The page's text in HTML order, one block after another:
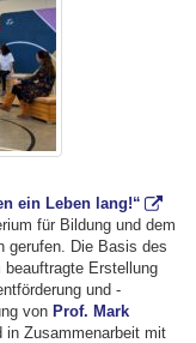
ein Leben lang!“
für Bildung und dem
gerufen. Die Basis des
Erstellung
und -
von Prof. Mark
in Zusammenarbeit mit